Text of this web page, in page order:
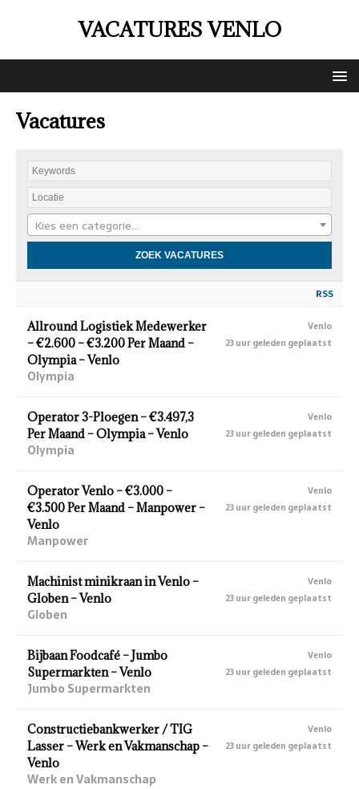
VACATURES VENLO
Vacatures
Kies een categorie…
RSS
Allround Logistiek Medewerker
– €2.600 – €3.200 Per Maand –
Olympia – Venlo
Olympia
Venlo
23 uur geleden geplaatst
Operator 3-Ploegen – €3.497,3
Per Maand – Olympia – Venlo
Olympia
Venlo
23 uur geleden geplaatst
Operator Venlo – €3.000 –
€3.500 Per Maand – Manpower –
Venlo
Manpower
Venlo
23 uur geleden geplaatst
Machinist minikraan in Venlo –
Globen – Venlo
Globen
Venlo
23 uur geleden geplaatst
Bijbaan Foodcafé – Jumbo
Supermarkten – Venlo
Jumbo Supermarkten
Venlo
23 uur geleden geplaatst
Constructiebankwerker / TIG
Lasser – Werk en Vakmanschap –
Venlo
Werk en Vakmanschap
Venlo
23 uur geleden geplaatst